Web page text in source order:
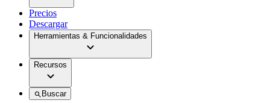
Precios
Descargar
Herramientas & Funcionalidades
Recursos
Buscar